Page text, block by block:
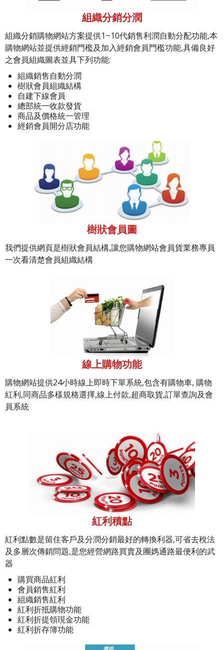
組織分銷分潤
組織分銷購物網站方案提供1~10代銷售利潤自動分配功能,本
購物網站並提供經銷門檻及加入經銷會員門檻功能,具備良好
之會員組織圖表並具下列功能:
組織銷售自動分潤
樹狀會員組織結構
自建下線會員
總部統一收款發貨
商品及價格統一管理
經銷會員開分店功能
樹狀會員圖
我們提供網頁是樹狀會員結構,讓您購物網站會員貨業務專員
一次看清楚會員組織結構
線上購物功能
購物網站提供24小時線上即時下單系統,包含有購物車, 購物
紅利,同商品多樣規格選擇,線上付款,超商取貨,訂單查詢及會
員系統
紅利積點
紅利點數是留住客戶及分潤分銷最好的轉換利器,可省去稅法
及多層次傳銷問題,是您經營網路買賣及團媽通路最便利的武
器
購買商品紅利
會員銷售紅利
組織銷售紅利
紅利折抵購物功能
紅利折提領現金功能
紅利折存簿功能